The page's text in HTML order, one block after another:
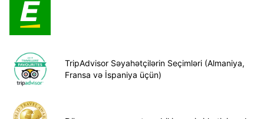
TripAdvisor Səyahətçilərin Seçimləri (Almaniya,
Fransa və İspaniya üçün)